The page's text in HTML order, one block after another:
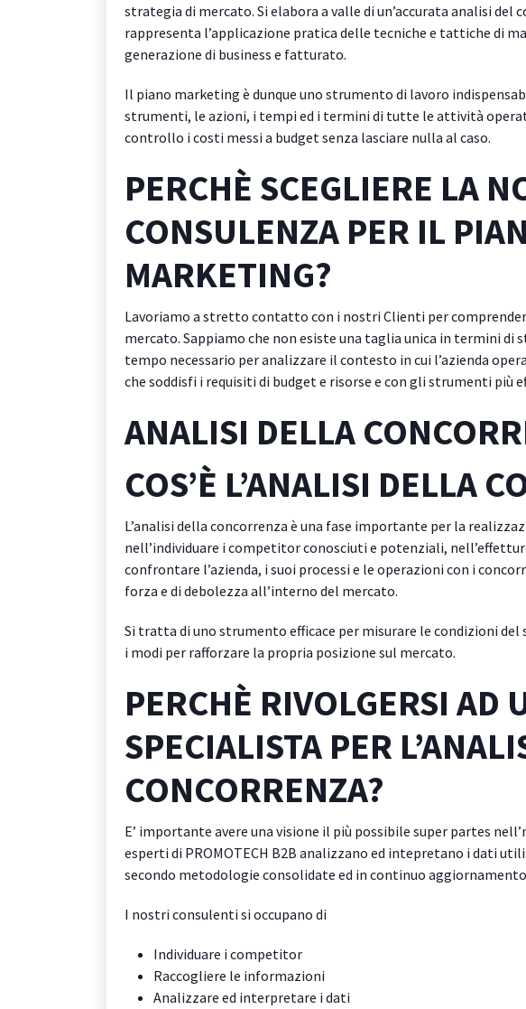
strategia di mercato. Si elabora a valle di un’accurata analisi del
rappresenta l’applicazione pratica delle tecniche e tattiche di
generazione di business e fatturato.
Il piano marketing è dunque uno strumento di lavoro
strumenti, le azioni, i tempi ed i termini di tutte le attività
controllo i costi messi a budget senza lasciare nulla al caso.
PERCHÈ SCEGLIERE LA
CONSULENZA PER IL
MARKETING?
Lavoriamo a stretto contatto con i nostri Clienti per
mercato. Sappiamo che non esiste una taglia unica in termini di
tempo necessario per analizzare il contesto in cui l’azienda
che soddisfi i requisiti di budget e risorse e con gli strumenti più
ANALISI DELLA
COS’È L’ANALISI DELLA
L’analisi della concorrenza è una fase importante per la
nell’individuare i competitor conosciuti e potenziali,
confrontare l’azienda, i suoi processi e le operazioni con i
forza e di debolezza all’interno del mercato.
Si tratta di uno strumento efficace per misurare le condizioni
i modi per rafforzare la propria posizione sul mercato.
PERCHÈ RIVOLGERSI AD
SPECIALISTA PER
CONCORRENZA?
E’ importante avere una visione il più possibile super partes
esperti di PROMOTECH B2B analizzano ed intepretano i dati
secondo metodologie consolidate ed in continuo
I nostri consulenti si occupano di
Individuare i competitor
Raccogliere le informazioni
Analizzare ed interpretare i dati